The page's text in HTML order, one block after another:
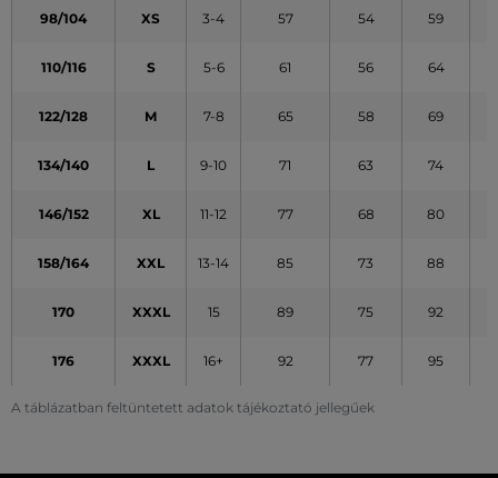
A táblázatban feltüntetett adatok tájékoztató jellegűek
98/104 XS 3-4 57 54 59
110/116 S 5-6 61 56 64
122/128 M 7-8 65 58 69
134/140 L 9-10 71 63 74
146/152 XL 11-12 77 68 80
158/164 XXL 13-14 85 73 88
170 XXXL 15 89 75 92
176 XXXL 16+ 92 77 95